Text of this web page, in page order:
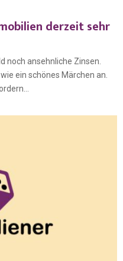
derzeit sehr
noch ansehnliche Zinsen.
ein schönes Märchen an.